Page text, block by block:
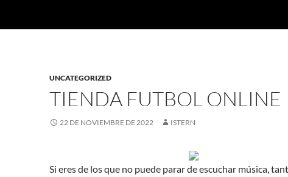
UNCATEGORIZED
TIENDA FUTBOL ONLINE
22 DE NOVIEMBRE DE 2022 ISTERN
Si eres de los que no puede parar de escuchar música,